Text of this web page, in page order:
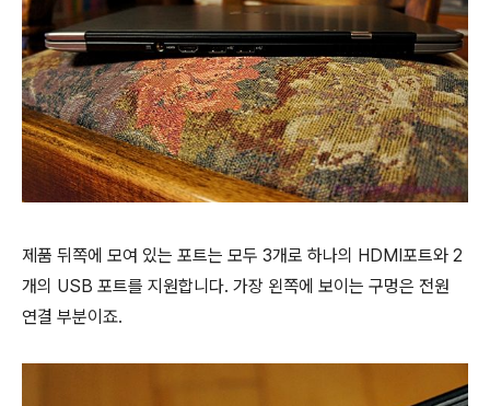
제품 뒤쪽에 모여 있는 포트는 모두 3개로 하나의 HDMI포트와 2
개의 USB 포트를 지원합니다. 가장 왼쪽에 보이는 구멍은 전원
연결 부분이죠.